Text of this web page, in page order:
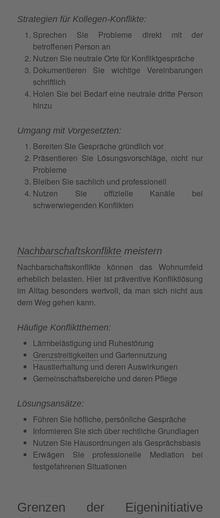
Strategien für Kollegen-Konflikte:
Sprechen Sie Probleme direkt mit der
betroffenen Person an
Nutzen Sie neutrale Orte für Konfliktgespräche
Dokumentieren Sie wichtige Vereinbarungen
schriftlich
Holen Sie bei Bedarf eine neutrale dritte Person
hinzu
Umgang mit Vorgesetzten:
Bereiten Sie Gespräche gründlich vor
Präsentieren Sie Lösungsvorschläge, nicht nur
Probleme
Bleiben Sie sachlich und professionell
Nutzen Sie offizielle Kanäle bei
schwerwiegenden Konflikten
Nachbarschaftskonflikte meistern
Nachbarschaftskonflikte können das Wohnumfeld
erheblich belasten. Hier ist präventive Konfliktlösung
im Alltag besonders wertvoll, da man sich nicht aus
dem Weg gehen kann.
Häufige Konfliktthemen:
Lärmbelästigung und Ruhestörung
Grenzstreitigkeiten und Gartennutzung
Haustierhaltung und deren Auswirkungen
Gemeinschaftsbereiche und deren Pflege
Lösungsansätze:
Führen Sie höfliche, persönliche Gespräche
Informieren Sie sich über rechtliche Grundlagen
Nutzen Sie Hausordnungen als Gesprächsbasis
Erwägen Sie professionelle Mediation bei
festgefahrenen Situationen
Grenzen der Eigeninitiative